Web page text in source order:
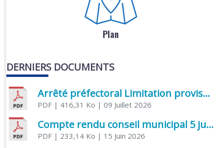
Plan
DERNIERS DOCUMENTS
Arrêté préfectoral Limitation provisoire des usages de l’eau
PDF| 416,31 Ko | 09 Juillet 2026
Compte rendu conseil municipal 5 juin 2026 sénatoriale
PDF| 233,14 Ko | 15 Juin 2026